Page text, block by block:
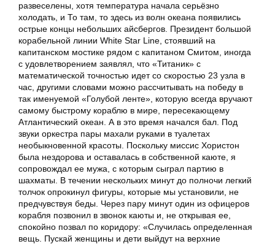
развеселены, хотя температура начала серьёзно
холодать, и То там, то здесь из волн океана появились
острые концы небольших айсбергов. Президент большой
корабельной линии White Star Line, стоявший на
капитанском мостике рядом с капитаном Смитом, иногда
с удовлетворением заявлял, что «Титаник» с
математической точностью идет со скоростью 23 узла в
час, другими словами можно рассчитывать на победу в
так именуемой «Голубой ленте», которую всегда вручают
самому быстрому кораблю в мире, пересекающему
Атлантический океан. А в это время начался бал. Под
звуки оркестра пары махали руками в туалетах
необыкновенной красоты. Поскольку миссис Хористон
была нездорова и оставалась в собственной каюте, я
сопровождал ее мужа, с которым сыграл партию в
шахматы. В течении нескольких минут до полночи легкий
толчок опрокинул фигуры, которые мы установили, не
предчувствуя беды. Через пару минут один из офицеров
корабля позвонил в звонок каюты и, не открывая ее,
спокойно позвал по коридору: «Случилась определенная
вещь. Пускай женщины и дети выйдут на верхние